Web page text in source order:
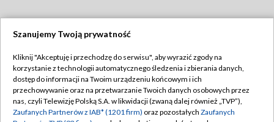
TVP
Abonament TVP
Emisja w TVP
Regulamin TVP
Polityka prywatności
Szanujemy Twoją prywatność
Kliknij "Akceptuję i przechodzę do serwisu", aby wyrazić zgody na
korzystanie z technologii automatycznego śledzenia i zbierania danych,
dostęp do informacji na Twoim urządzeniu końcowym i ich
przechowywanie oraz na przetwarzanie Twoich danych osobowych przez
nas, czyli Telewizję Polską S.A. w likwidacji (zwaną dalej również „TVP”),
Zaufanych Partnerów z IAB* (1201 firm) oraz pozostałych Zaufanych